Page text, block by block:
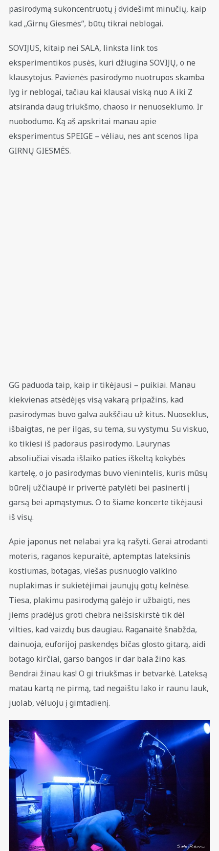
pasirodymą sukoncentruotų į dvidešimt minučių, kaip
kad „Girnų Giesmės“, būtų tikrai neblogai.
SOVIJUS, kitaip nei SALA, linksta link tos
eksperimentikos pusės, kuri džiugina SOVIJŲ, o ne
klausytojus. Pavienės pasirodymo nuotrupos skamba
lyg ir neblogai, tačiau kai klausai viską nuo A iki Z
atsiranda daug triukšmo, chaoso ir nenuoseklumo. Ir
nuobodumo. Ką aš apskritai manau apie
eksperimentus SPEIGE – vėliau, nes ant scenos lipa
GIRNŲ GIESMĖS.
GG paduoda taip, kaip ir tikėjausi – puikiai. Manau
kiekvienas atsėdėjęs visą vakarą pripažins, kad
pasirodymas buvo galva aukščiau už kitus. Nuoseklus,
išbaigtas, ne per ilgas, su tema, su vystymu. Su viskuo,
ko tikiesi iš padoraus pasirodymo. Laurynas
absoliučiai visada išlaiko paties iškeltą kokybės
kartelę, o jo pasirodymas buvo vienintelis, kuris mūsų
būrelį užčiaupė ir privertė patylėti bei pasinerti į
garsą bei apmąstymus. O to šiame koncerte tikėjausi
iš visų.
Apie japonus net nelabai yra ką rašyti. Gerai atrodanti
moteris, raganos kepuraitė, aptemptas lateksinis
kostiumas, botagas, viešas pusnuogio vaikino
nuplakimas ir sukietėjimai jaunųjų gotų kelnėse.
Tiesa, plakimu pasirodymą galėjo ir užbaigti, nes
jiems pradėjus groti chebra neišsiskirstė tik dėl
vilties, kad vaizdų bus daugiau. Raganaitė šnabžda,
dainuoja, euforijoj paskendęs bičas glosto gitarą, aidi
botago kirčiai, garso bangos ir dar bala žino kas.
Bendrai žinau kas! O gi triukšmas ir betvarkė. Lateksą
matau kartą ne pirmą, tad negaištu lako ir raunu lauk,
juolab, vėluoju į gimtadienį.